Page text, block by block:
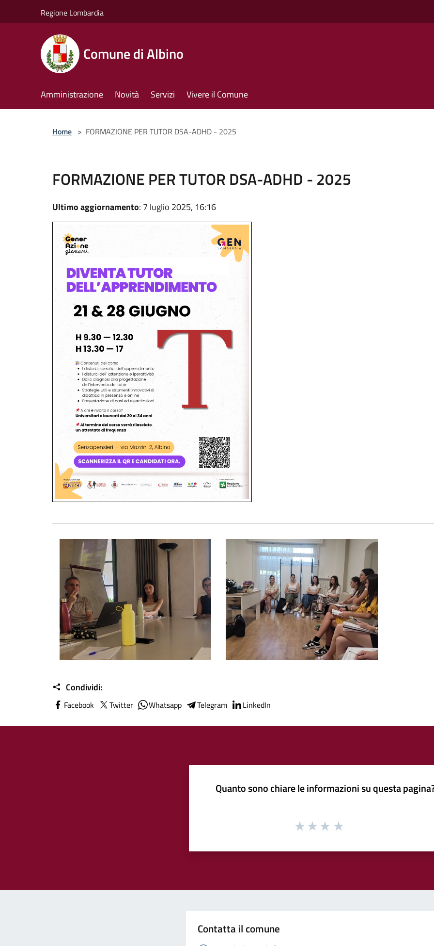
Regione Lombardia
Comune di Albino
Amministrazione Novità Servizi Vivere il Comune
Home > FORMAZIONE PER TUTOR DSA-ADHD - 2025
FORMAZIONE PER TUTOR DSA-ADHD - 2025
Ultimo aggiornamento: 7 luglio 2025, 16:16
Foto01 Foto02
Condividi:
Facebook Twitter Whatsapp Telegram LinkedIn
Quanto sono chiare le informazioni su questa
Contatta il comune